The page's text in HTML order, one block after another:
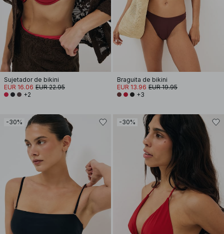
Sujetador de bikini
EUR 16.06 EUR 22.95
+2
Braguita de bikini
EUR 13.96 EUR 19.95
+3
-30% -30%